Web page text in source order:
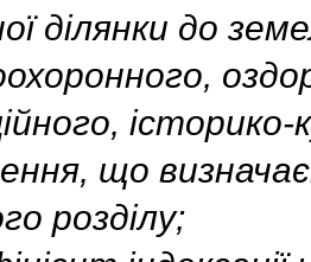
ділянки до
що
розділу;